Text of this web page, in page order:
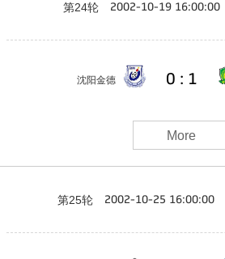
第24轮 2002-10-19 16:00:00
沈阳金德 0 : 1
More
第25轮 2002-10-25 16:00:00